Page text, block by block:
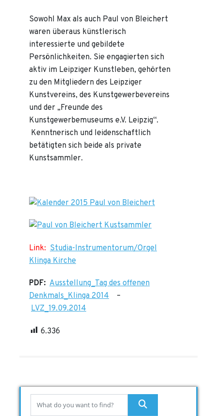
Sowohl Max als auch Paul von Bleichert
waren überaus künstlerisch
interessierte und gebildete
Persönlichkeiten. Sie engagierten sich
aktiv im Leipziger Kunstleben, gehörten
zu den Mitgliedern des Leipziger
Kunstvereins, des Kunstgewerbevereins
und der „Freunde des
Kunstgewerbemuseums e.V. Leipzig“.
Kenntnerisch und leidenschaftlich
betätigten sich beide als private
Kunstsammler.
Link: Studia-Instrumentorum/Orgel
Klinga Kirche
PDF: Ausstellung_Tag des offenen
Denkmals_Klinga 2014 –
LVZ_19.09.2014
6.336